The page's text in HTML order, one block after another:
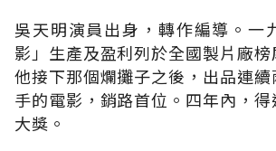
吳天明演員出身，轉作編導。一
影」生產及盈利列於全國製片廠榜
他接下那個爛攤子之後，出品連
手的電影，銷路首位。四年內，
大獎。